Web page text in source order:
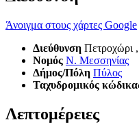
Άνοιγμα στους χάρτες Google
Διεύθυνση Πετροχώρι
Νομός Ν. Μεσσηνίας
Δήμος/Πόλη Πύλος
Ταχυδρομικός
Λεπτομέρειες